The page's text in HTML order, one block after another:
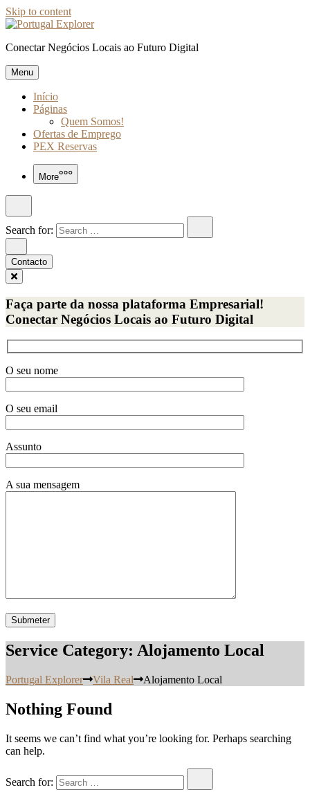
Skip to content
Conectar Negócios Locais ao Futuro Digital
Menu
Início
Páginas
Quem Somos!
Ofertas de Emprego
PEX Reservas
More
Search for:
Contacto
Faça parte da nossa plataforma Empresarial!
Conectar Negócios Locais ao Futuro Digital
O seu nome
O seu email
Assunto
A sua mensagem
Service Category: Alojamento Local
Portugal Explorer Vila Real Alojamento Local
Nothing Found
It seems we can’t find what you’re looking for. Perhaps searching
can help.
Search for: